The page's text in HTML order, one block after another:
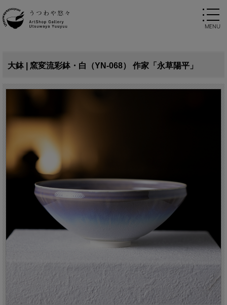
大鉢 | 窯変流彩鉢・白（YN-068） 作家「永草陽平」